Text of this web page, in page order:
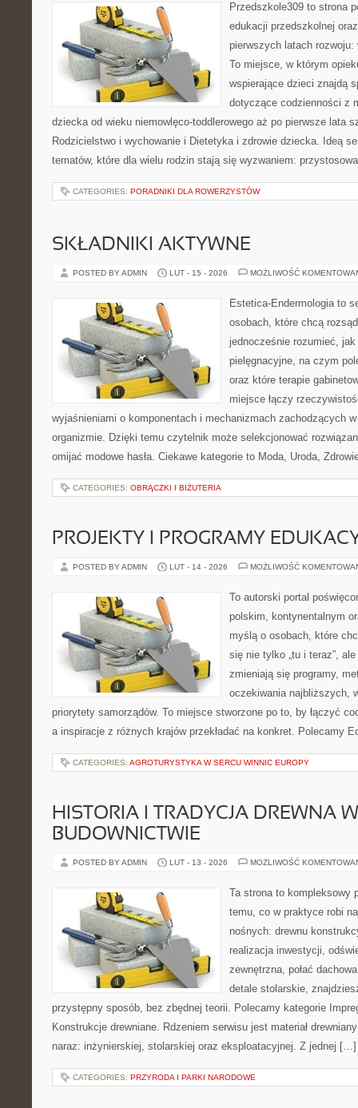
Przedszkole309 to strona
edukacji przedszkolnej
pierwszych latach
To miejsce, w którym
wspierające dzieci znajdą
dotyczące codzienności z
dziecka od wieku niemowlęco-toddlerowego aż po pierwsze lata
Rodzicielstwo i wychowanie i Dietetyka i zdrowie dziecka. Ideą
tematów, które dla wielu rodzin stają się wyzwaniem:
CATEGORIES: PORADNIKI DLA ROWERZYSTÓW
SKŁADNIKI AKTYWNE
POSTED BY ADMIN LUT - 15 - 2026 MOŻLIWOŚĆ
Estetica-Endermologia to
osobach, które chcą
jednocześnie rozumieć, jak
pielęgnacyjne, na czym
oraz które terapie
miejsce łączy
wyjaśnieniami o komponentach i mechanizmach zachodzących
organizmie. Dzięki temu czytelnik może selekcjonować
omijać modowe hasła. Ciekawe kategorie to Moda, Uroda,
CATEGORIES: OBRĄCZKI I BIŻUTERIA
PROJEKTY I PROGRAMY
POSTED BY ADMIN LUT - 14 - 2026 MOŻLIWOŚĆ
To autorski portal
polskim, kontynentalnym
myślą o osobach, które
się nie tylko „tu i teraz”,
zmieniają się programy,
oczekiwania najbliższych,
priorytety samorządów. To miejsce stworzone po to, by łączyć
a inspiracje z różnych krajów przekładać na konkret. Polecamy
CATEGORIES: AGROTURYSTYKA W SERCU WINNIC EUROPY
HISTORIA I TRADYCJA DREWNA W
BUDOWNICTWIE
POSTED BY ADMIN LUT - 13 - 2026 MOŻLIWOŚĆ
Ta strona to kompleksowy
temu, co w praktyce robi
nośnych: drewnu
realizacja inwestycji,
zewnętrzna, połać
detale stolarskie,
przystępny sposób, bez zbędnej teorii. Polecamy kategorie
Konstrukcje drewniane. Rdzeniem serwisu jest materiał
naraz: inżynierskiej, stolarskiej oraz eksploatacyjnej. Z jednej […]
CATEGORIES: PRZYRODA I PARKI NARODOWE